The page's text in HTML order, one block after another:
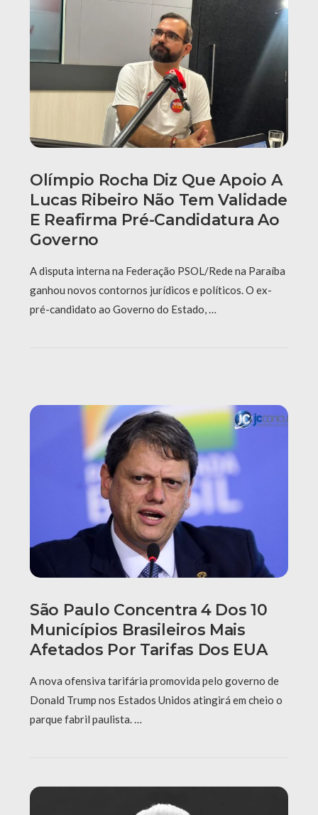
Olímpio Rocha Diz Que Apoio A
Lucas Ribeiro Não Tem Validade
E Reafirma Pré-Candidatura Ao
Governo
A disputa interna na Federação PSOL/Rede na Paraíba
ganhou novos contornos jurídicos e políticos. O ex-
pré-candidato ao Governo do Estado, …
São Paulo Concentra 4 Dos 10
Municípios Brasileiros Mais
Afetados Por Tarifas Dos EUA
A nova ofensiva tarifária promovida pelo governo de
Donald Trump nos Estados Unidos atingirá em cheio o
parque fabril paulista. …